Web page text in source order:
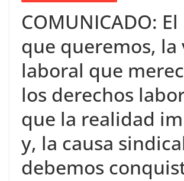
COMUNICADO:
que queremos, la
laboral que
los derechos
que la realidad
y, la causa
debemos